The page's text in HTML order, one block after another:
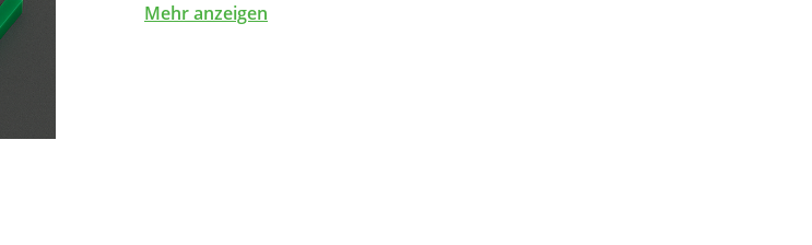
CNC Frästeile aus Kunststoff
Mehr anzeigen